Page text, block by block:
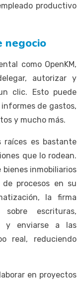
productivo
negocio
como OpenKM,
autorizar y
clic. Esto puede
de gastos,
y mucho más.
raíces es bastante
que lo rodean.
bienes inmobiliarios
procesos en su
la firma
escrituras,
y enviarse a las
real, reduciendo
en proyectos